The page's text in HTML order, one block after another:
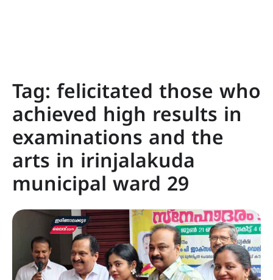
Tag: felicitated those who
achieved high results in
examinations and the
arts in irinjalakuda
municipal ward 29